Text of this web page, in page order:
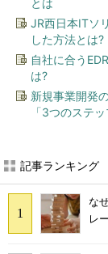
とは
JR西日本ITソ
した方法とは?
自社に合う
は?
新規事業開発
「3つのステッ
記事ランキング
な
レ